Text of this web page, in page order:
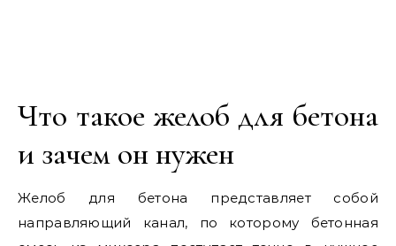
Что такое желоб для бетона
и зачем он нужен
Желоб для бетона представляет собой
направляющий канал, по которому бетонная